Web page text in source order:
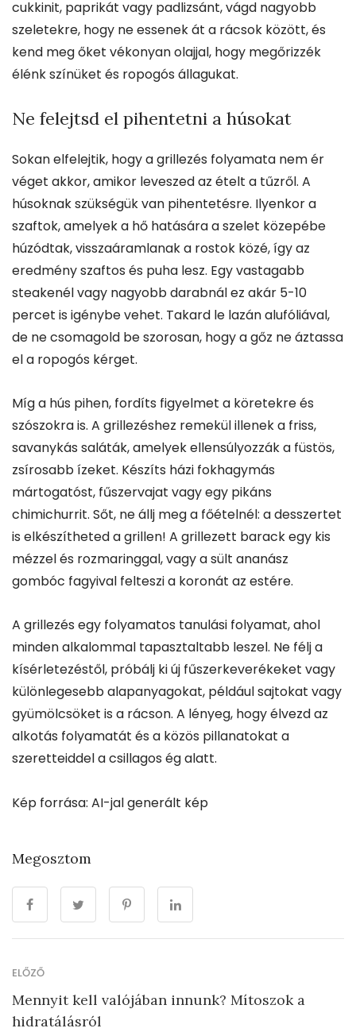
cukkinit, paprikát vagy padlizsánt, vágd nagyobb
szeletekre, hogy ne essenek át a rácsok között, és
kend meg őket vékonyan olajjal, hogy megőrizzék
élénk színüket és ropogós állagukat.
Ne felejtsd el pihentetni a húsokat
Sokan elfelejtik, hogy a grillezés folyamata nem ér
véget akkor, amikor leveszed az ételt a tűzről. A
húsoknak szükségük van pihentetésre. Ilyenkor a
szaftok, amelyek a hő hatására a szelet közepébe
húzódtak, visszaáramlanak a rostok közé, így az
eredmény szaftos és puha lesz. Egy vastagabb
steakenél vagy nagyobb darabnál ez akár 5-10
percet is igénybe vehet. Takard le lazán alufóliával,
de ne csomagold be szorosan, hogy a gőz ne áztassa
el a ropogós kérget.
Míg a hús pihen, fordíts figyelmet a köretekre és
szószokra is. A grillezéshez remekül illenek a friss,
savanykás saláták, amelyek ellensúlyozzák a füstös,
zsírosabb ízeket. Készíts házi fokhagymás
mártogatóst, fűszervajat vagy egy pikáns
chimichurrit. Sőt, ne állj meg a főételnél: a desszertet
is elkészítheted a grillen! A grillezett barack egy kis
mézzel és rozmaringgal, vagy a sült ananász
gombóc fagyival felteszi a koronát az estére.
A grillezés egy folyamatos tanulási folyamat, ahol
minden alkalommal tapasztaltabb leszel. Ne félj a
kísérletezéstől, próbálj ki új fűszerkeverékeket vagy
különlegesebb alapanyagokat, például sajtokat vagy
gyümölcsöket is a rácson. A lényeg, hogy élvezd az
alkotás folyamatát és a közös pillanatokat a
szeretteiddel a csillagos ég alatt.
Kép forrása: AI-jal generált kép
Megosztom
ELŐZŐ
Mennyit kell valójában innunk? Mítoszok a
hidratálásról